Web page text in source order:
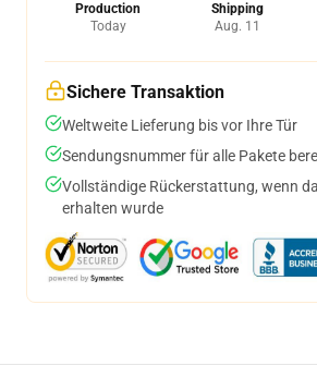
Production
Today
Shipping
Aug. 11
Sichere Transaktion
Weltweite Lieferung bis vor Ihre Tür
Sendungsnummer für alle Pakete
Vollständige Rückerstattung, wenn
erhalten wurde